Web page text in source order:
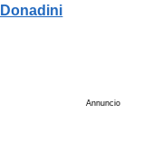
Annuncio